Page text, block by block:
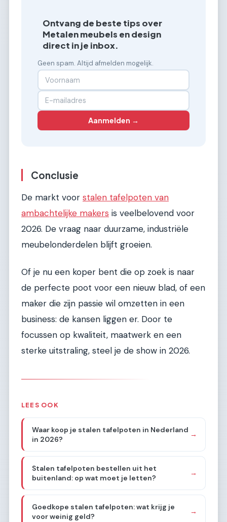
Ontvang de beste tips over
Metalen meubels en design
direct in je inbox.
Geen spam. Altijd afmelden mogelijk.
Aanmelden →
Conclusie
De markt voor stalen tafelpoten van
ambachtelijke makers is veelbelovend voor
2026. De vraag naar duurzame, industriële
meubelonderdelen blijft groeien.
Of je nu een koper bent die op zoek is naar
de perfecte poot voor een nieuw blad, of een
maker die zijn passie wil omzetten in een
business: de kansen liggen er. Door te
focussen op kwaliteit, maatwerk en een
sterke uitstraling, steel je de show in 2026.
LEES OOK
Waar koop je stalen tafelpoten in Nederland
in 2026?
→
Stalen tafelpoten bestellen uit het
buitenland: op wat moet je letten?
→
Goedkope stalen tafelpoten: wat krijg je
voor weinig geld?
→